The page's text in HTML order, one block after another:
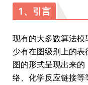
1、引言
现有的大多数算法
少有在图级别上的
图的形式呈现出来
络、化学反应链接